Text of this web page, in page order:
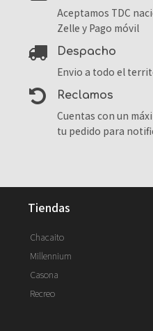
Aceptamos TDC
Zelle y Pago móvil
despacho
Envio a todo el
reclamos
Cuentas con un
tu pedido para
tiendas
Chacaito
Millennium
Casona
Recreo